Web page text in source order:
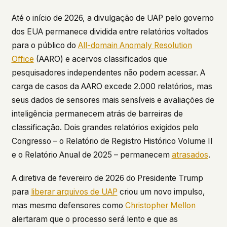
Até o início de 2026, a divulgação de UAP pelo governo
dos EUA permanece dividida entre relatórios voltados
para o público do All-domain Anomaly Resolution
Office (AARO) e acervos classificados que
pesquisadores independentes não podem acessar. A
carga de casos da AARO excede 2.000 relatórios, mas
seus dados de sensores mais sensíveis e avaliações de
inteligência permanecem atrás de barreiras de
classificação. Dois grandes relatórios exigidos pelo
Congresso – o Relatório de Registro Histórico Volume II
e o Relatório Anual de 2025 – permanecem atrasados.
A diretiva de fevereiro de 2026 do Presidente Trump
para liberar arquivos de UAP criou um novo impulso,
mas mesmo defensores como Christopher Mellon
alertaram que o processo será lento e que as